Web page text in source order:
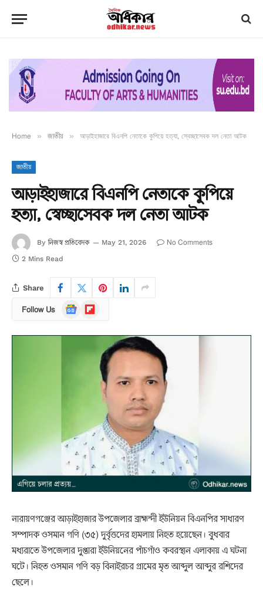
Home » জাতীয় » আড়াইহাজারে বিএনপি নেতাকে কুপিয়ে হত্যা, স্বেচ্ছাসেবক দল নেতা আটক
জাতীয়
আড়াইহাজারে বিএনপি নেতাকে কুপিয়ে
হত্যা, স্বেচ্ছাসেবক দল নেতা আটক
By নিজস্ব প্রতিবেদক May 21, 2026 No Comments
2 Mins Read
Share
Follow Us
Google
News
Flipboard
নারায়ণগঞ্জের আড়াইহাজার উপজেলার ব্রাহ্মন্দী ইউনিয়ন বিএনপির সাধারণ
সম্পাদক ওসমান গণি (৩৫) দুর্বৃত্তদের হামলায় নিহত হয়েছেন। বুধবার
মধ্যরাতে উপজেলার দুপ্তারা ইউনিয়নের পাঁচগাঁও কবরস্থান এলাকায় এ ঘটনা
ঘটে। নিহত ওসমান গণি বড় বিনাইরচর গ্রামের মৃত আব্দুল আব্দুর রশিদের
ছেলে।